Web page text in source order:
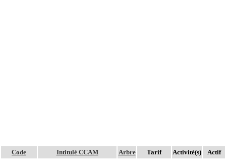
Code Intitulé CCAM Arbre Tarif Activité(s) Actif